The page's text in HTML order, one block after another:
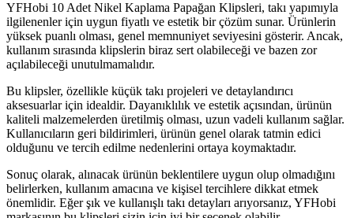
YFHobi 10 Adet Nikel Kaplama Papağan Klipsleri, takı yapımıyla
ilgilenenler için uygun fiyatlı ve estetik bir çözüm sunar. Ürünlerin
yüksek puanlı olması, genel memnuniyet seviyesini gösterir. Ancak,
kullanım sırasında klipslerin biraz sert olabileceği ve bazen zor
açılabileceği unutulmamalıdır.
Bu klipsler, özellikle küçük takı projeleri ve detaylandırıcı
aksesuarlar için idealdir. Dayanıklılık ve estetik açısından, ürünün
kaliteli malzemelerden üretilmiş olması, uzun vadeli kullanım sağlar.
Kullanıcıların geri bildirimleri, ürünün genel olarak tatmin edici
olduğunu ve tercih edilme nedenlerini ortaya koymaktadır.
Sonuç olarak, alınacak ürünün beklentilere uygun olup olmadığını
belirlerken, kullanım amacına ve kişisel tercihlere dikkat etmek
önemlidir. Eğer şık ve kullanışlı takı detayları arıyorsanız, YFHobi